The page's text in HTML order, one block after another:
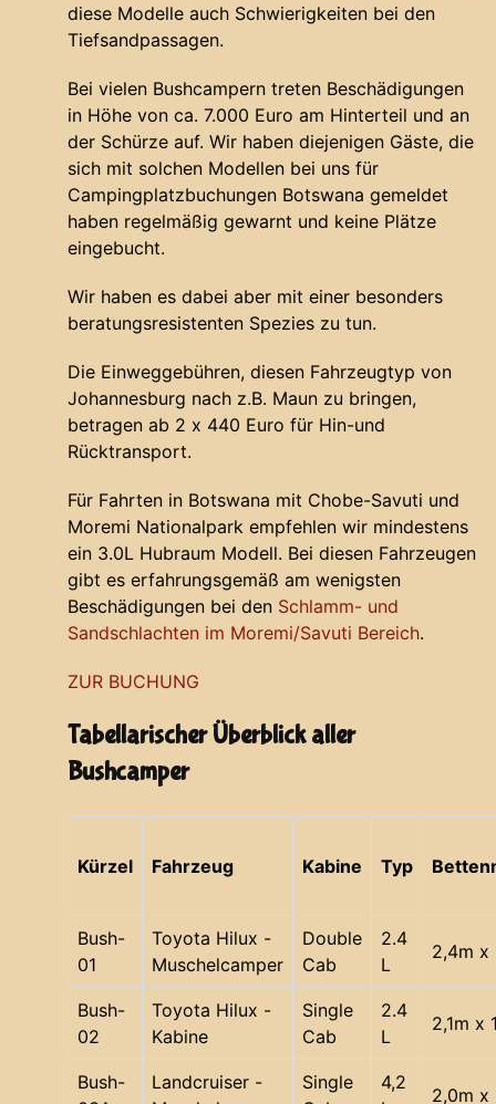
diese Modelle auch Schwierigkeiten bei den
Tiefsandpassagen.
Bei vielen Bushcampern treten Beschädigungen
in Höhe von ca. 7.000 Euro am Hinterteil und an
der Schürze auf. Wir haben diejenigen Gäste, die
sich mit solchen Modellen bei uns für
Campingplatzbuchungen Botswana gemeldet
haben regelmäßig gewarnt und keine Plätze
eingebucht.
Wir haben es dabei aber mit einer besonders
beratungsresistenten Spezies zu tun.
Die Einweggebühren, diesen Fahrzeugtyp von
Johannesburg nach z.B. Maun zu bringen,
betragen ab 2 x 440 Euro für Hin-und
Rücktransport.
Für Fahrten in Botswana mit Chobe-Savuti und
Moremi Nationalpark empfehlen wir mindestens
ein 3.0L Hubraum Modell. Bei diesen Fahrzeugen
gibt es erfahrungsgemäß am wenigsten
Beschädigungen bei den Schlamm- und
Sandschlachten im Moremi/Savuti Bereich.
ZUR BUCHUNG
Tabellarischer Überblick aller
Bushcamper
Kürzel Fahrzeug Kabine Typ
Bush-
01
Toyota Hilux -
Muschelcamper
Double
Cab
2.4
L
2,4m x
Bush-
02
Toyota Hilux -
Kabine
Single
Cab
2.4
L
2,1m x
Bush-
Landcruiser -
Single
4,2
2,0m x